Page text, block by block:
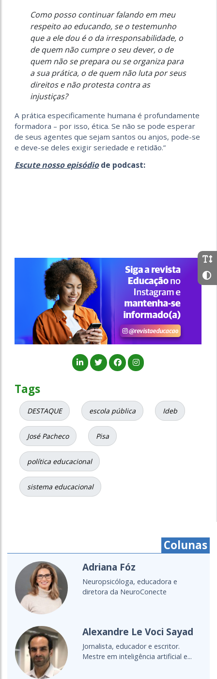
Como posso continuar falando em meu
respeito ao educando, se o testemunho
que a ele dou é o da irresponsabilidade, o
de quem não cumpre o seu dever, o de
quem não se prepara ou se organiza para
a sua prática, o de quem não luta por seus
direitos e não protesta contra as
injustiças?
A prática especificamente humana é profundamente
formadora – por isso, ética. Se não se pode esperar
de seus agentes que sejam santos ou anjos, pode-se
e deve-se deles exigir seriedade e retidão.”
Escute nosso episódiode podcast:
Tags
DESTAQUE escola pública Ideb
José Pacheco Pisa
política educacional
sistema educacional
Colunas
Cristine Takuá
É do povo Maxacali, filósofa,
educadora, aprendiz de parteira.
Cultura Oceânica
Entenda a importância de levar o
oceano para a sala de aula